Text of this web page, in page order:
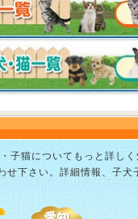
子猫についてもっと詳し
せ下さい。詳細情報、子